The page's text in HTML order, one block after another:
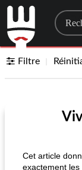
Filtre
Cet article
exactement